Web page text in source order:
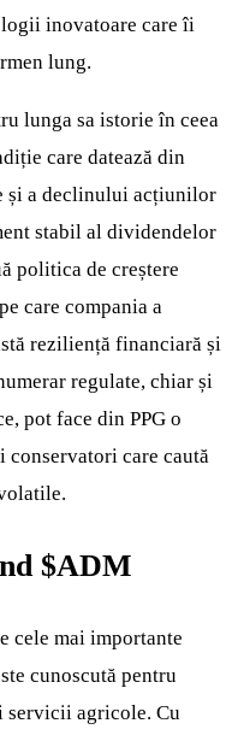
inovatoare care îi
lung.
lunga sa istorie în ceea
care datează din
și a declinului acțiunilor
stabil al dividendelor
politica de creștere
care compania a
reziliență financiară și
regulate, chiar și
pot face din PPG o
care caută
$ADM
cele mai importante
cunoscută pentru
servicii agricole. Cu